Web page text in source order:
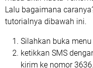
Lalu bagaimana
tutorialnya dibawah ini.
Silahkan buka
ketikkan SMS
kirim ke nomor 3636.